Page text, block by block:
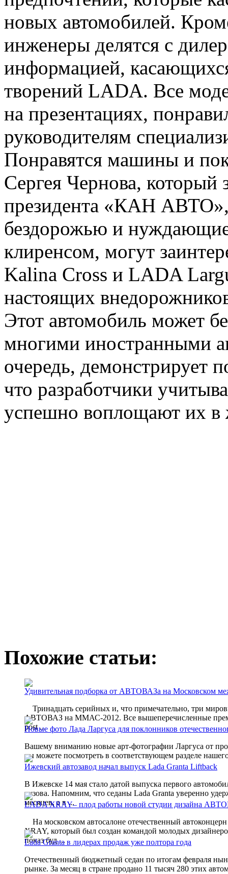
новых автомобилей.
инженеры делятся с
информацией,
творений LADA. Все
на презентациях,
руководителям
Понравятся машины и
Сергея Чернова, который
президента «КАН АВТО»,
бездорожью и
клиренсом, могут
Kalina Cross и LADA
настоящих
Этот автомобиль может
многими иностранными
очередь, демонстрирует
что разработчики
успешно воплощают их в
Похожие статьи:
Удивительная подборка от АВТОВАЗа на Московском
Тринадцать серийных и, что примечательно, три
АВТОВАЗ на ММАС-2012. Все вышеперечисленные
post ...
Новые фото Лада Ларгуса для поклонников
Вашему вниманию новые арт-фотографии Ларгуса от
вы можете посмотреть в соответствующем разделе
Ижевский автозавод начал выпуск Lada Granta Liftback
В Ижевске 14 мая стало датой выпуска первого
кузова. Напомним, что седаны Lada Granta уверенно
месяцев, а в ...
LADA XRAY– плод работы новой студии дизайна
На московском автосалоне отечественный
XRAY, который был создан командой молодых
показ буд ...
Lada Granta в лидерах продаж уже полтора года
Отечественный бюджетный седан по итогам февраля
рынке. За месяц в стране продано 11 тысяч 280 этих